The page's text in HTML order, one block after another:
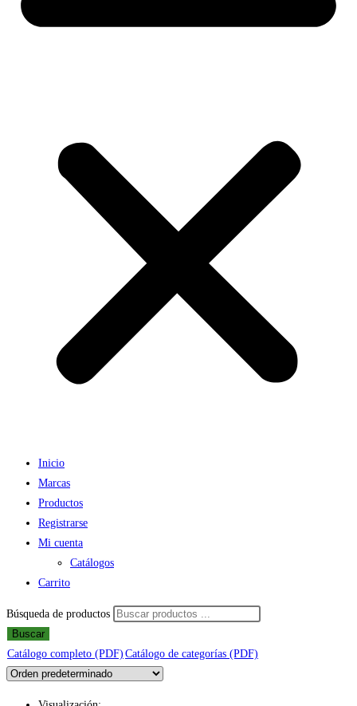
Inicio
Marcas
Productos
Registrarse
Mi cuenta
Catálogos
Carrito
Búsqueda de productos
Buscar
Catálogo completo (PDF) Catálogo de categorías (PDF)